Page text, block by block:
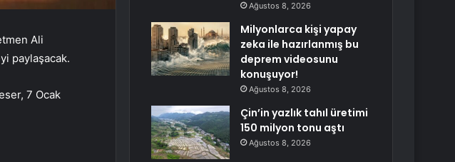
Ali
paylaşacak.
7 Ocak
Ağustos 8, 2026
Milyonlarca kişi yapay
zeka ile hazırlanmış bu
deprem videosunu
konuşuyor!
Ağustos 8, 2026
Çin’in yazlık tahıl üretimi
150 milyon tonu aştı
Ağustos 8, 2026